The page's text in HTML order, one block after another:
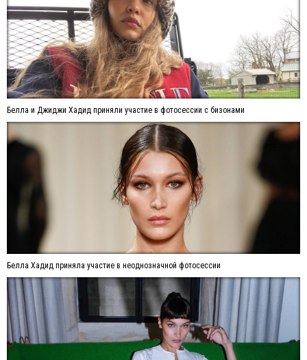
Белла и Джиджи Хадид приняли участие в фотосессии с бизонами
Белла Хадид приняла участие в неоднозначной фотосессии